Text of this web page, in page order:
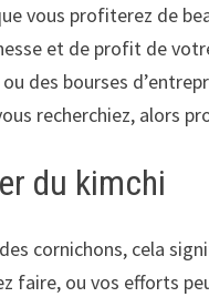
vous profiterez de
et de profit de
des bourses
recherchiez, alors
du kimchi
cornichons, cela
faire, ou vos efforts